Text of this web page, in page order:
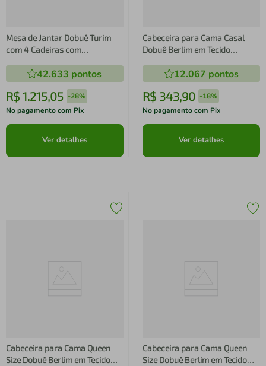
Mesa de Jantar Dobuê Turim
com 4 Cadeiras com
42.633 pontos
R$ 1.215,05 -28%
No pagamento com Pix
Ver detalhes
Cabeceira para Cama Casal
Dobuê Berlim em Tecido
12.067 pontos
R$ 343,90 -18%
No pagamento com Pix
Ver detalhes
Cabeceira para Cama Queen
Size Dobuê Berlim em Tecido
Cabeceira para Cama Queen
Size Dobuê Berlim em Tecido